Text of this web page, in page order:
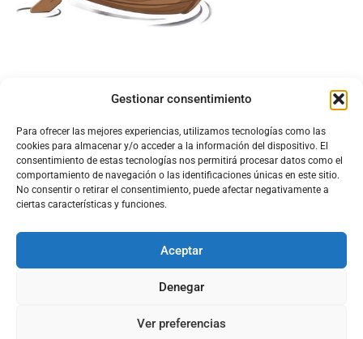
Gestionar consentimiento
Para ofrecer las mejores experiencias, utilizamos tecnologías como las
cookies para almacenar y/o acceder a la información del dispositivo. El
consentimiento de estas tecnologías nos permitirá procesar datos como el
comportamiento de navegación o las identificaciones únicas en este sitio.
No consentir o retirar el consentimiento, puede afectar negativamente a
ciertas características y funciones.
Aceptar
Denegar
Ver preferencias